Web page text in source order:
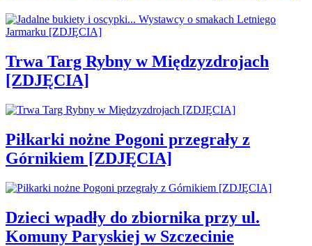
Trwa Targ Rybny w Międzyzdrojach
[ZDJĘCIA]
Piłkarki nożne Pogoni przegrały z
Górnikiem [ZDJĘCIA]
Dzieci wpadły do zbiornika przy ul.
Komuny Paryskiej w Szczecinie